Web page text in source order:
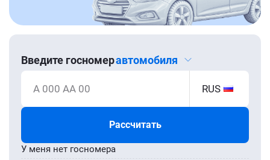
Введите госномеравтомобиля
А 000 АА 00 RUS
Рассчитать
У меня нет госномера